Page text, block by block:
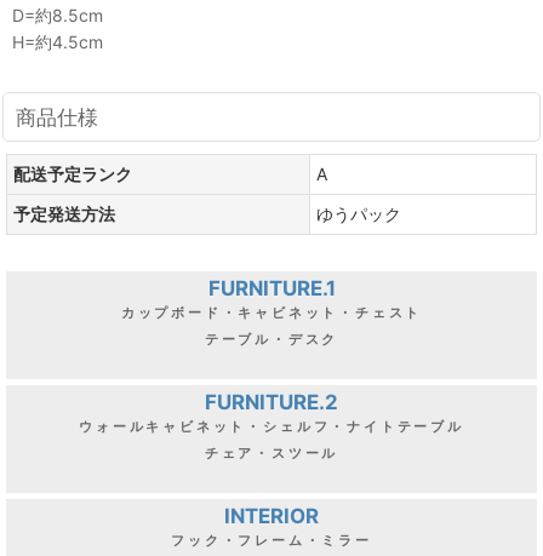
D=約8.5cm
H=約4.5cm
商品仕様
配送予定ランク
A
予定発送方法
ゆうパック
FURNITURE.1
カップボード・キャビネット・チェスト
テーブル・デスク
FURNITURE.2
ウォールキャビネット・シェルフ・ナイトテーブル
チェア・スツール
INTERIOR
フック・フレーム・ミラー